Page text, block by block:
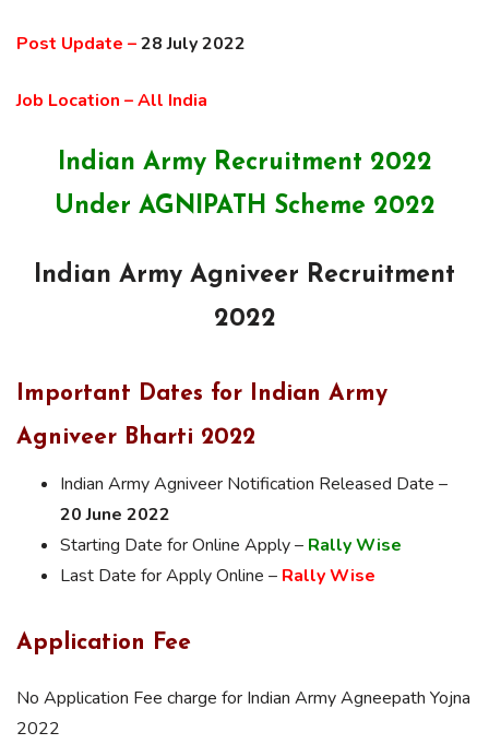
Post Update –28 July 2022
Job Location – All India
Indian Army Recruitment 2022
Under AGNIPATH Scheme 2022
Indian Army Agniveer Recruitment
2022
Important Dates for Indian Army
Agniveer Bharti 2022
Indian Army Agniveer Notification Released Date –
20 June 2022
Starting Date for Online Apply – Rally Wise
Last Date for Apply Online – Rally Wise
Application Fee
No Application Fee charge for Indian Army Agneepath Yojna
2022